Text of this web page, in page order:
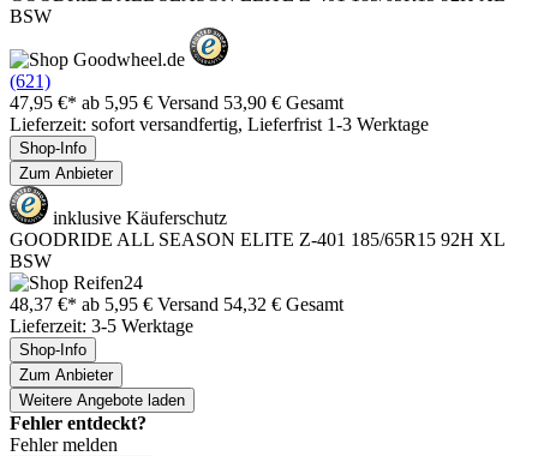
BSW
(621)
47,95 €* ab 5,95 € Versand 53,90 € Gesamt
Lieferzeit: sofort versandfertig, Lieferfrist 1-3 Werktage
Shop-Info
Zum Anbieter
inklusive Käuferschutz
GOODRIDE ALL SEASON ELITE Z-401 185/65R15 92H XL
BSW
48,37 €* ab 5,95 € Versand 54,32 € Gesamt
Lieferzeit: 3-5 Werktage
Shop-Info
Zum Anbieter
Weitere Angebote laden
Fehler entdeckt?
Fehler melden